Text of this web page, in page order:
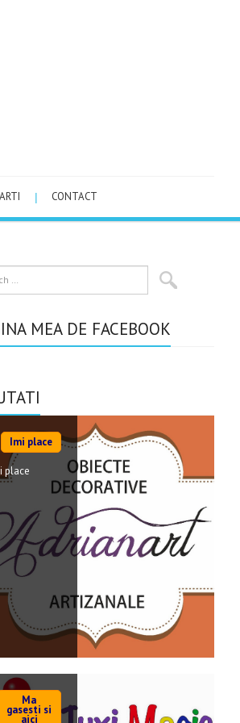
CONTACT
MEA DE FACEBOOK
Imi place
place
Ma
gasesti si
aici